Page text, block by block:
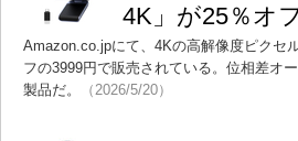
4K」が25％オ
Amazon.co.jpにて、4Kの高解像度ピクセ
フの3999円で販売されている。位相差オ
製品だ。
（2026/5/20）